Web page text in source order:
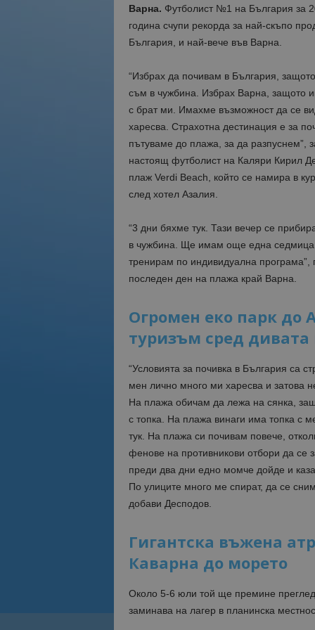
Варна. Футболист №1 на България за
година счупи рекорда за най-скъпо
България, и най-вече във Варна.
“Избрах да почивам в България,
съм в чужбина. Избрах Варна, защото
с брат ми. Имахме възможност да се
харесва. Страхотна дестинация е за
пътуваме до плажа, за да разпуснем”,
настоящ футболист на Каляри Кирил
плаж Verdi Beach, който се намира в
след хотел Азалия.
“3 дни бяхме тук. Тази вечер се
в чужбина. Ще имам още една седмица
тренирам по индивидуална
последен ден на плажа край Варна.
Огромен еко парк до
туризъм сред
“Условията за почивка в България са
мен лично много ми харесва и затова
На плажа обичам да лежа на сянка,
с топка. На плажа винаги има топка с
тук. На плажа си почивам повече,
фенове на противникови отбори да се
преди два дни едно момче дойде и
По улиците много ме спират, да се
добави Десподов.
Гигантска въжена
Каварна до морето
Около 5-6 юли той ще премине
заминава на лагер в планинска